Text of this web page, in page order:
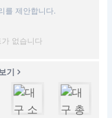
를 제안합니다.
없습니다
기